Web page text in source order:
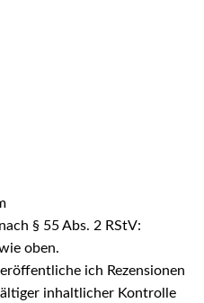
§ 55 Abs. 2 RStV:
oben.
ich Rezensionen
inhaltlicher Kontrolle